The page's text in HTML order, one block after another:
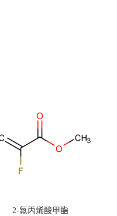
2-氟丙烯酸甲酯